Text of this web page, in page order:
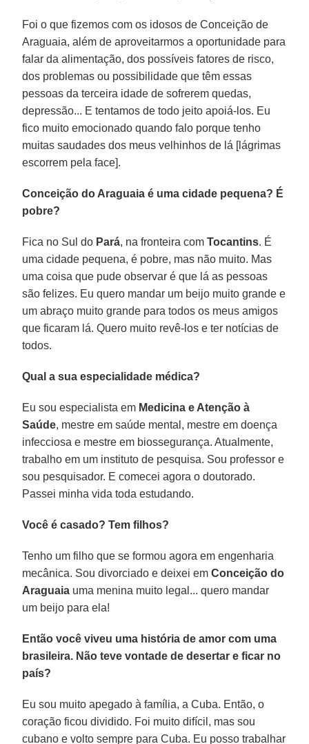
Foi o que fizemos com os idosos de Conceição de
Araguaia, além de aproveitarmos a oportunidade para
falar da alimentação, dos possíveis fatores de risco,
dos problemas ou possibilidade que têm essas
pessoas da terceira idade de sofrerem quedas,
depressão... E tentamos de todo jeito apoiá-los. Eu
fico muito emocionado quando falo porque tenho
muitas saudades dos meus velhinhos de lá [lágrimas
escorrem pela face].
Conceição do Araguaia é uma cidade pequena? É
pobre?
Fica no Sul do Pará, na fronteira comTocantins. É
uma cidade pequena, é pobre, mas não muito. Mas
uma coisa que pude observar é que lá as pessoas
são felizes. Eu quero mandar um beijo muito grande e
um abraço muito grande para todos os meus amigos
que ficaram lá. Quero muito revê-los e ter notícias de
todos.
Qual a sua especialidade médica?
Eu sou especialista em Medicina e Atenção à
Saúde, mestre em saúde mental, mestre em doença
infecciosa e mestre em biossegurança. Atualmente,
trabalho em um instituto de pesquisa. Sou professor e
sou pesquisador. E comecei agora o doutorado.
Passei minha vida toda estudando.
Você é casado? Tem filhos?
Tenho um filho que se formou agora em engenharia
mecânica. Sou divorciado e deixei emConceição do
Araguaia uma menina muito legal... quero mandar
um beijo para ela!
Então você viveu uma história de amor com uma
brasileira. Não teve vontade de desertar e ficar no
país?
Eu sou muito apegado à família, a Cuba. Então, o
coração ficou dividido. Foi muito difícil, mas sou
cubano e volto sempre para Cuba. Eu posso trabalhar